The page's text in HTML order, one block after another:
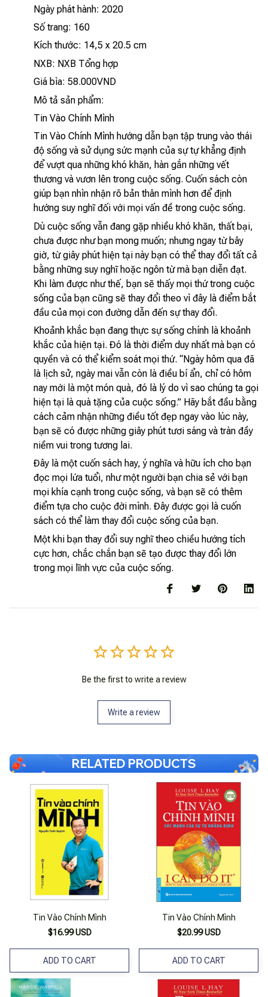
Ngày phát hành: 2020
Số trang: 160
Kích thước: 14,5 x 20.5 cm
NXB: NXB Tổng hợp
Giá bìa: 58.000VND
Mô tả sản phẩm:
Tin Vào Chính Mình
Tin Vào Chính Mình hướng dẫn bạn tập trung vào thái
độ sống và sử dụng sức mạnh của sự tự khẳng định
để vượt qua những khó khăn, hàn gắn những vết
thương và vươn lên trong cuộc sống. Cuốn sách còn
giúp bạn nhìn nhận rõ bản thân mình hơn để định
hướng suy nghĩ đối với mọi vấn đề trong cuộc sống.
Dù cuộc sống vẫn đang gặp nhiều khó khăn, thất bại,
chưa được như bạn mong muốn; nhưng ngay từ bây
giờ, từ giây phút hiện tại này bạn có thể thay đổi tất cả
bằng những suy nghĩ hoặc ngôn từ mà bạn diễn đạt.
Khi làm được như thế, bạn sẽ thấy mọi thứ trong cuộc
sống của bạn cũng sẽ thay đổi theo vì đây là điểm bắt
đầu của mọi con đường dẫn đến sự thay đổi.
Khoảnh khắc bạn đang thực sự sống chính là khoảnh
khắc của hiện tại. Đó là thời điểm duy nhất mà bạn có
quyền và có thể kiểm soát mọi thứ. “Ngày hôm qua đã
là lịch sử, ngày mai vẫn còn là điều bí ẩn, chỉ có hôm
nay mới là một món quà, đó là lý do vì sao chúng ta gọi
hiện tại là quà tặng của cuộc sống.” Hãy bắt đầu bằng
cách cảm nhận những điều tốt đẹp ngay vào lúc này,
bạn sẽ có được những giây phút tươi sáng và tràn đầy
niềm vui trong tương lai.
Đây là một cuốn sách hay, ý nghĩa và hữu ích cho bạn
đọc mọi lứa tuổi, như một người bạn chia sẻ với bạn
mọi khía cạnh trong cuộc sống, và bạn sẽ có thêm
điểm tựa cho cuộc đời mình. Đây được gọi là cuốn
sách có thể làm thay đổi cuộc sống của bạn.
Một khi bạn thay đổi suy nghĩ theo chiều hướng tích
cực hơn, chắc chắn bạn sẽ tạo được thay đổi lớn
trong mọi lĩnh vực của cuộc sống.
Be the first to write a review
Write a review
RELATED PRODUCTS
Tin Vào Chính Mình
$16.99 USD
ADD TO CART
Tin Vào Chính Mình
$20.99 USD
ADD TO CART